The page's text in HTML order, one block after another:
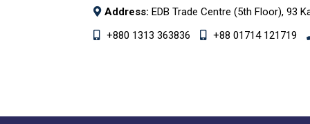
Address: EDB Trade Centre (5th Floor), 93
+880 1313 363836
+88 01714 121719